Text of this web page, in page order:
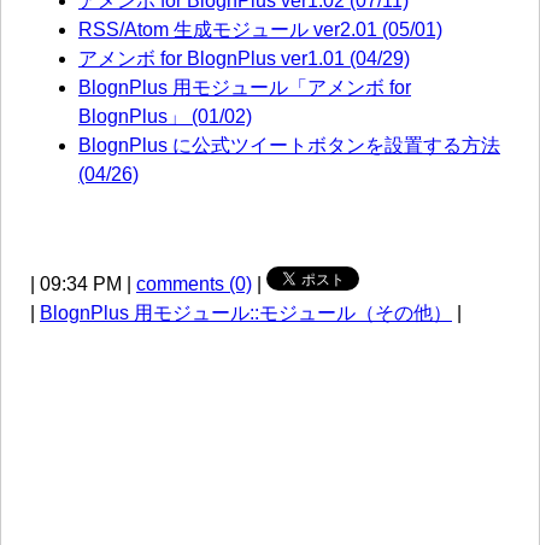
RSS/Atom 生成モジュール ver2.01 (05/01)
アメンボ for BlognPlus ver1.01 (04/29)
BlognPlus 用モジュール「アメンボ for
BlognPlus」 (01/02)
BlognPlus に公式ツイートボタンを設置する方法
(04/26)
| 09:34 PM | comments (0)
BlognPlus 用モジュール::モジュール（その他）